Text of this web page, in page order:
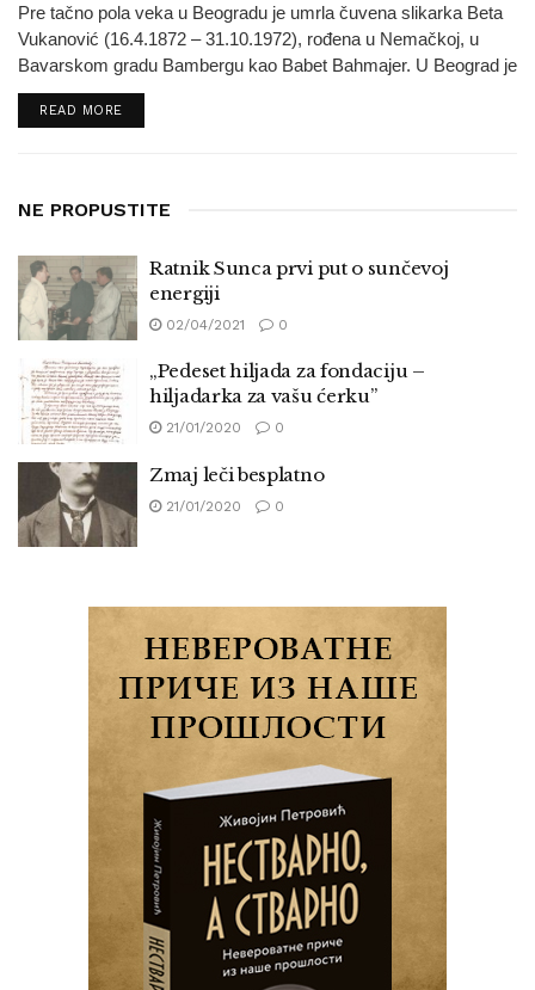
Pre tačno pola veka u Beogradu je umrla čuvena slikarka Beta
Vukanović (16.4.1872 – 31.10.1972), rođena u Nemačkoj, u
Bavarskom gradu Bambergu kao Babet Bahmajer. U Beograd je
došla 1898. godine sa suprugom Ristom Vukanovićem (1883-
1918) sa kojim se zavolela...
READ MORE
NE PROPUSTITE
Ratnik Sunca prvi put o sunčevoj
energiji
02/04/2021 0
„Pedeset hiljada za fondaciju –
hiljadarka za vašu ćerku”
21/01/2020 0
Zmaj leči besplatno
21/01/2020 0